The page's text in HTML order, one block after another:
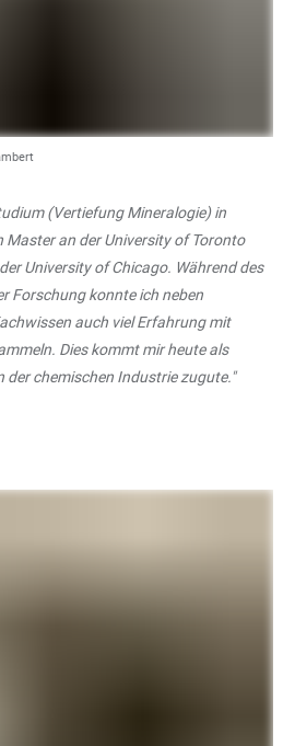
(Vertiefung Mineralogie) in
Master an der University of Toronto
University of Chicago. Während des
Forschung konnte ich neben
auch viel Erfahrung mit
Dies kommt mir heute als
der chemischen Industrie zugute."